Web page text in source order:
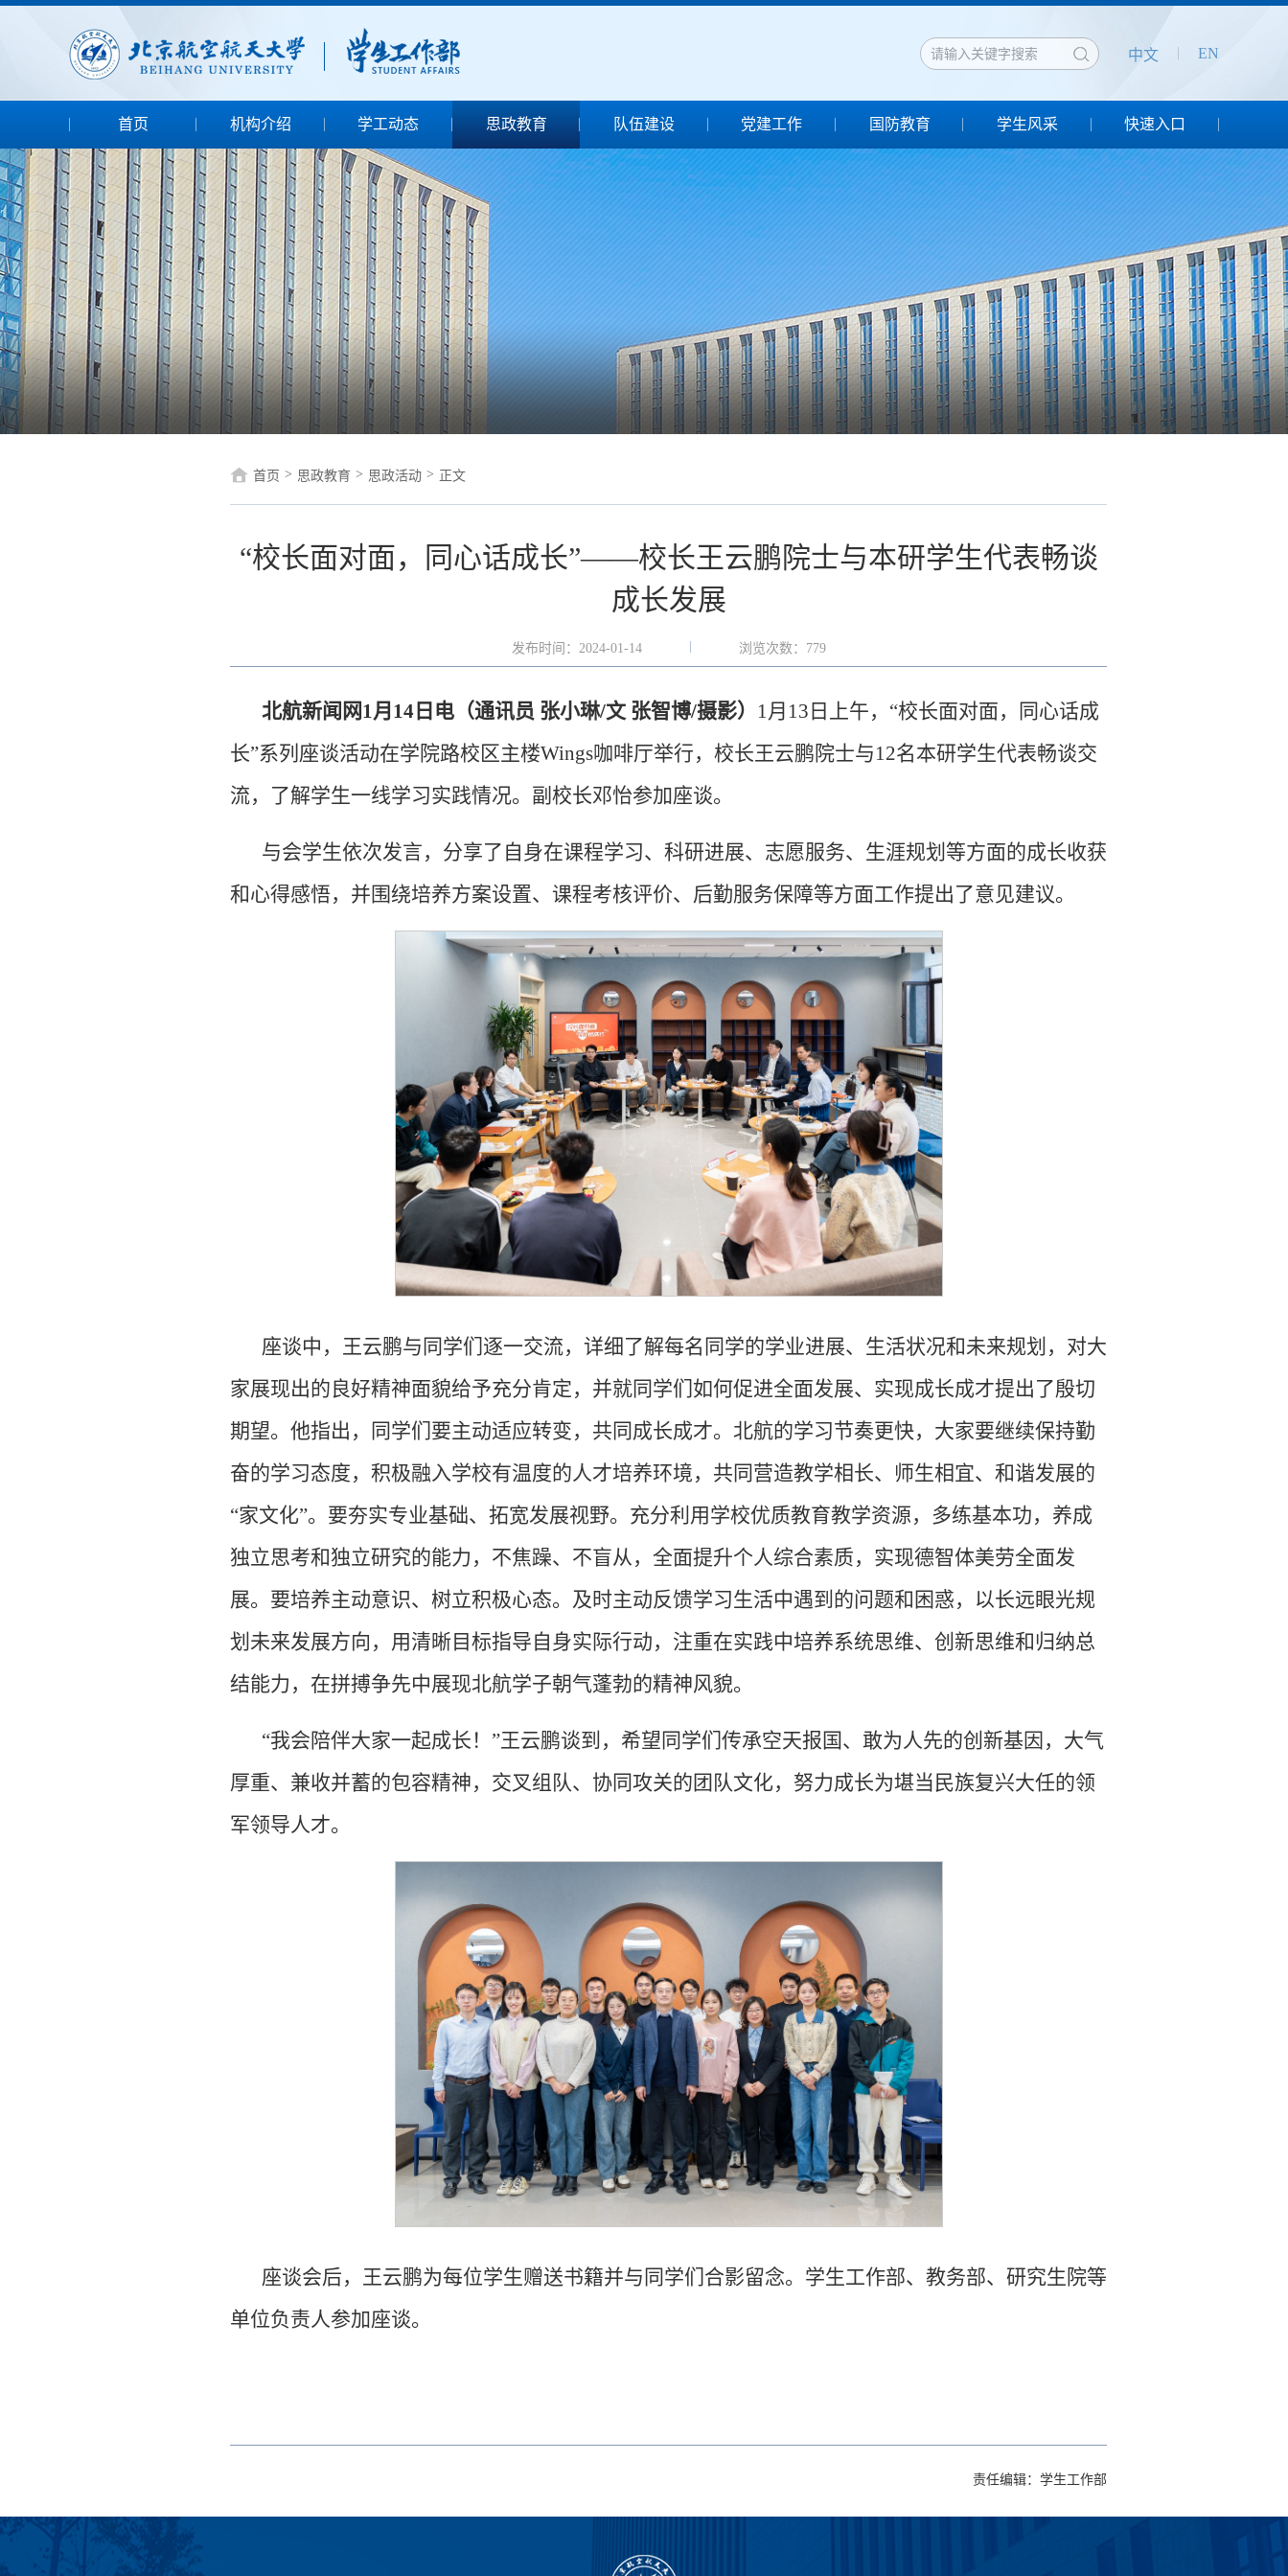
中文 EN
首页 机构介绍 学工动态 思政教育 队伍建设 党建工作 国防教育 学生风采 快速入口
首页 > 思政教育 > 思政活动 > 正文
“校长面对面，同心话成长”——校长王云鹏院士与本研学生代表畅谈
成长发展
发布时间：2024-01-14 浏览次数： 779
北航新闻网1月14日电（通讯员 张小琳/文 张智博/摄影） 1月13日上午，“校长面对面，同心话成
长”系列座谈活动在学院路校区主楼Wings咖啡厅举行，校长王云鹏院士与12名本研学生代表畅谈交
流，了解学生一线学习实践情况。副校长邓怡参加座谈。
与会学生依次发言，分享了自身在课程学习、科研进展、志愿服务、生涯规划等方面的成长收获
和心得感悟，并围绕培养方案设置、课程考核评价、后勤服务保障等方面工作提出了意见建议。
座谈中，王云鹏与同学们逐一交流，详细了解每名同学的学业进展、生活状况和未来规划，对大
家展现出的良好精神面貌给予充分肯定，并就同学们如何促进全面发展、实现成长成才提出了殷切
期望。他指出，同学们要主动适应转变，共同成长成才。北航的学习节奏更快，大家要继续保持勤
奋的学习态度，积极融入学校有温度的人才培养环境，共同营造教学相长、师生相宜、和谐发展的
“家文化”。要夯实专业基础、拓宽发展视野。充分利用学校优质教育教学资源，多练基本功，养成
独立思考和独立研究的能力，不焦躁、不盲从，全面提升个人综合素质，实现德智体美劳全面发
展。要培养主动意识、树立积极心态。及时主动反馈学习生活中遇到的问题和困惑，以长远眼光规
划未来发展方向，用清晰目标指导自身实际行动，注重在实践中培养系统思维、创新思维和归纳总
结能力，在拼搏争先中展现北航学子朝气蓬勃的精神风貌。
“我会陪伴大家一起成长！”王云鹏谈到，希望同学们传承空天报国、敢为人先的创新基因，大气
厚重、兼收并蓄的包容精神，交叉组队、协同攻关的团队文化，努力成长为堪当民族复兴大任的领
军领导人才。
座谈会后，王云鹏为每位学生赠送书籍并与同学们合影留念。学生工作部、教务部、研究生院等
单位负责人参加座谈。
责任编辑：学生工作部